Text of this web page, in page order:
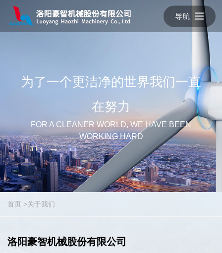
导航
为了一个更洁净的世界我们一直
在努力
FOR A CLEANER WORLD, WE HAVE BEEN
WORKING HARD
首页 >关于我们
洛阳豪智机械股份有限公司